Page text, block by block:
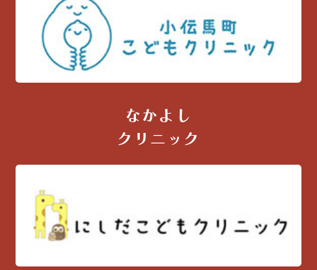
なかよし
クリニック